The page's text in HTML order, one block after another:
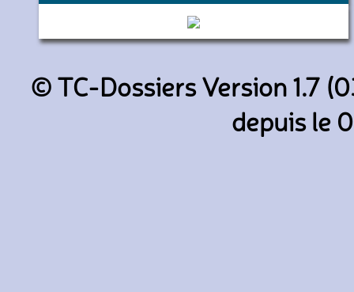
4702 (SNCF)
© TC-Dossiers Version 1.7
depuis le